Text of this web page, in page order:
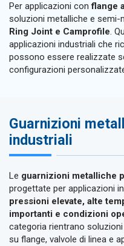
Per applicazioni conflange
soluzioni metalliche e semi-
Ring Joint e Camprofile.
applicazioni industriali che
possono essere realizzate
configurazioni
Guarnizioni
industriali
Le guarnizioni metalliche
progettate per applicazioni
pressioni elevate, alte
importanti e condizioni
categoria rientrano
su flange, valvole di linea e